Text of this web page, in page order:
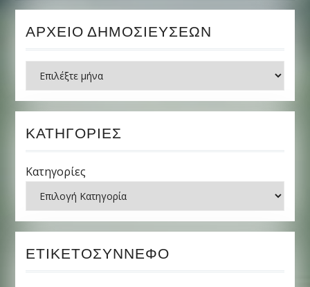
ΑΡΧΕΊΟ ΔΗΜΟΣΙΕΎΣΕΩΝ
Ιστορικό
ΚΑΤΗΓΟΡΊΕΣ
Κατηγορίες
ΕΤΙΚΕΤΟΣΎΝΝΕΦΟ